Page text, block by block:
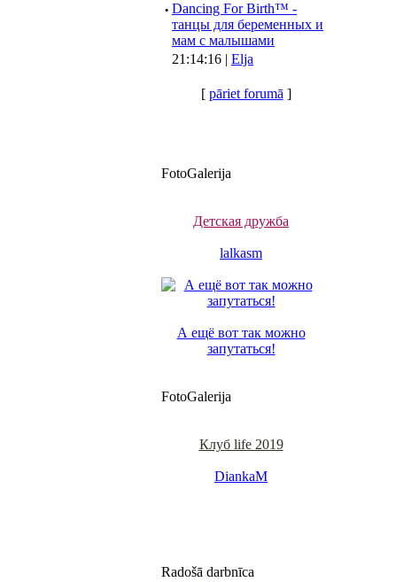
· Dancing For Birth™ -
танцы для беременных и
мам с малышами
21:14:16 | Elja
[ pāriet forumā ]
FotoGalerija
Детская дружба
lalkasm
А ещё вот так можно
запутаться!
FotoGalerija
Клуб life 2019
DiankaM
Radošā darbnīca